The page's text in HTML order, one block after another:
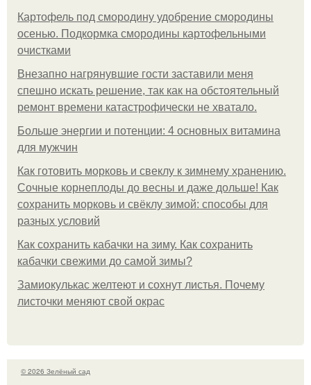
Картофель под смородину удобрение смородины
осенью. Подкормка смородины картофельными
очистками
Внезапно нагрянувшие гости заставили меня
спешно искать решение, так как на обстоятельный
ремонт времени катастрофически не хватало.
Больше энергии и потенции: 4 основных витамина
для мужчин
Как готовить морковь и свеклу к зимнему хранению.
Сочные корнеплоды до весны и даже дольше! Как
сохранить морковь и свёклу зимой: способы для
разных условий
Как сохранить кабачки на зиму. Как сохранить
кабачки свежими до самой зимы?
Замиокулькас желтеют и сохнут листья. Почему
листочки меняют свой окрас
© 2026 Зелёный сад